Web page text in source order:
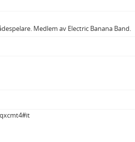
Medlem av Electric Banana Band.